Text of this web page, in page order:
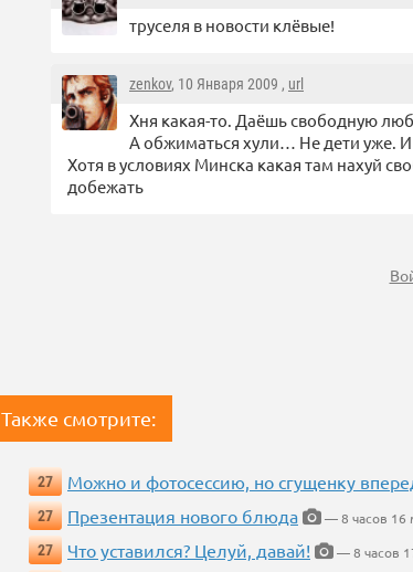
труселя в новости клёвые!
zenkov, 10 Января 2009 , url
Хня какая-то. Даёшь свободную
А обжиматься хули… Не дети уже.
Хотя в условиях Минска какая там нахуй
добежать
Также смотрите:
27 Можно и фотосессию, но сгущенку
27
Презентация нового блюда
— 8 часов 16
27
Что уставился? Целуй, давай!
— 8 часов